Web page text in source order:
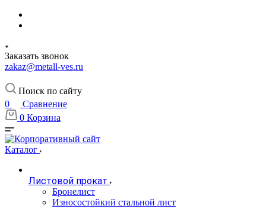
Заказать звонок
zakaz@metall-ves.ru
Поиск по сайту
0
Сравнение
0 Корзина
Каталог
Листовой прокат
Бронелист
Износостойкий стальной лист